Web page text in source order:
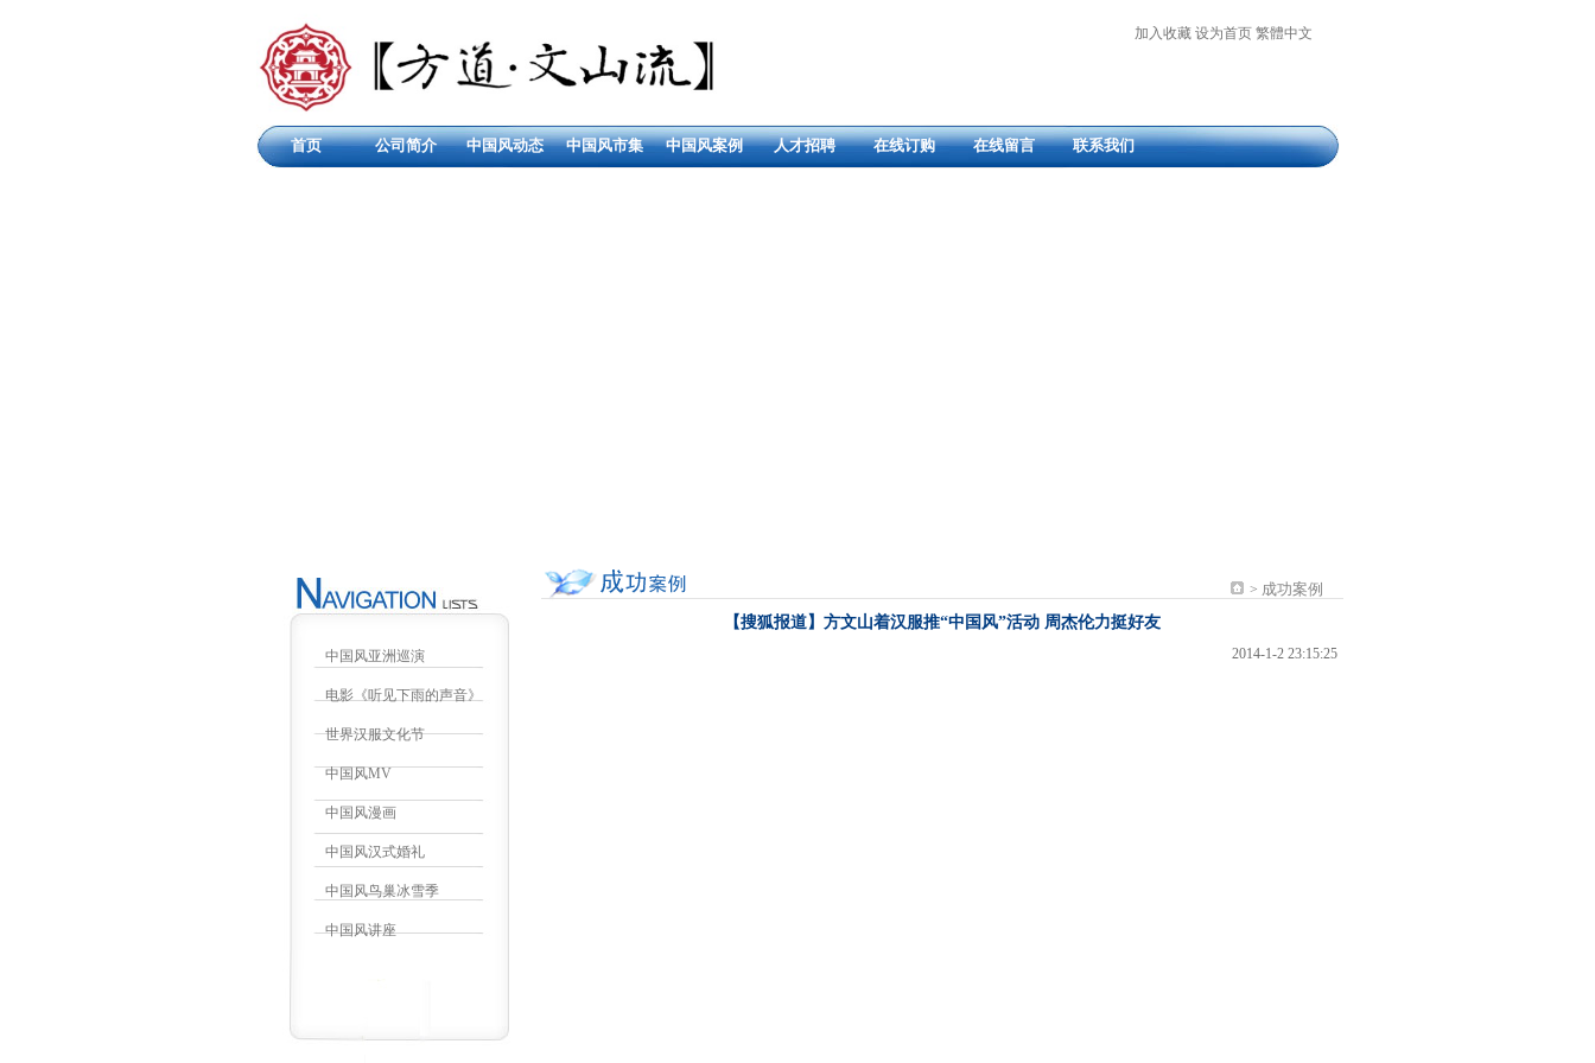
加入收藏 设为首页 繁體中文
首页 公司简介 中国风动态 中国风市集 中国风案例 人才招聘 在线订购 在线留言 联系我们
中国风亚洲巡演
电影《听见下雨的声音》
世界汉服文化节
中国风MV
中国风漫画
中国风汉式婚礼
中国风鸟巢冰雪季
中国风讲座
> 成功案例
【搜狐报道】方文山着汉服推“中国风”活动 周杰伦力挺好友
2014-1-2 23:15:25